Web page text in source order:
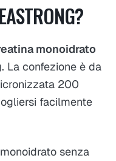
monoidrato
La confezione è da
200
facilmente
senza